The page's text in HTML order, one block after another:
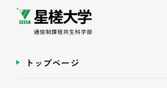
トップページ